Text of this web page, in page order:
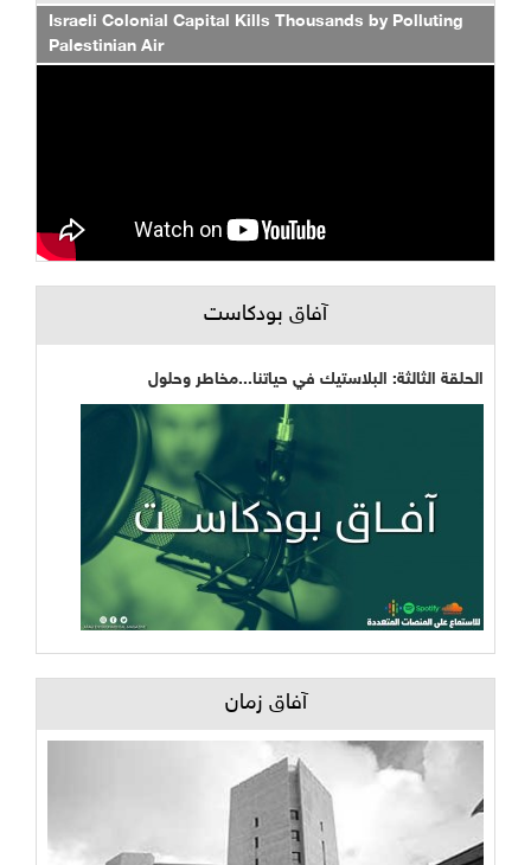
Israeli Colonial Capital Kills Thousands by Polluting
Palestinian Air
آفاق بودكاست
الحلقة الثالثة: البلاستيك في حياتنا...مخاطر وحلول
آفاق زمان